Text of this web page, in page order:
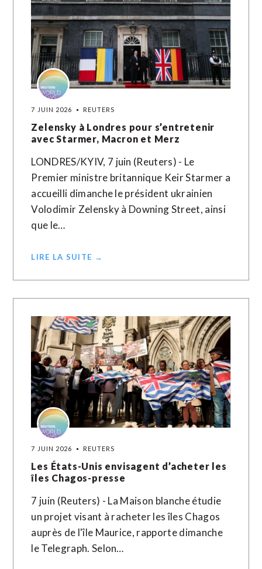
7 JUIN 2026 REUTERS
Zelensky à Londres pour s’entretenir
avec Starmer, Macron et Merz
LONDRES/KYIV, 7 juin (Reuters) - Le
Premier ministre britannique Keir Starmer a
accueilli dimanche le président ukrainien
Volodimir Zelensky à Downing Street, ainsi
que le…
LIRE LA SUITE →
7 JUIN 2026 REUTERS
Les États-Unis envisagent d’acheter les
îles Chagos-presse
7 juin (Reuters) - La Maison blanche étudie
un projet visant à racheter les îles Chagos
auprès de l'île Maurice, rapporte dimanche
le Telegraph. Selon…